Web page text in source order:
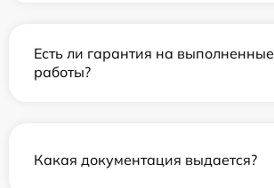
Есть ли гарантия на выполненные
работы?
Какая документация выдается?